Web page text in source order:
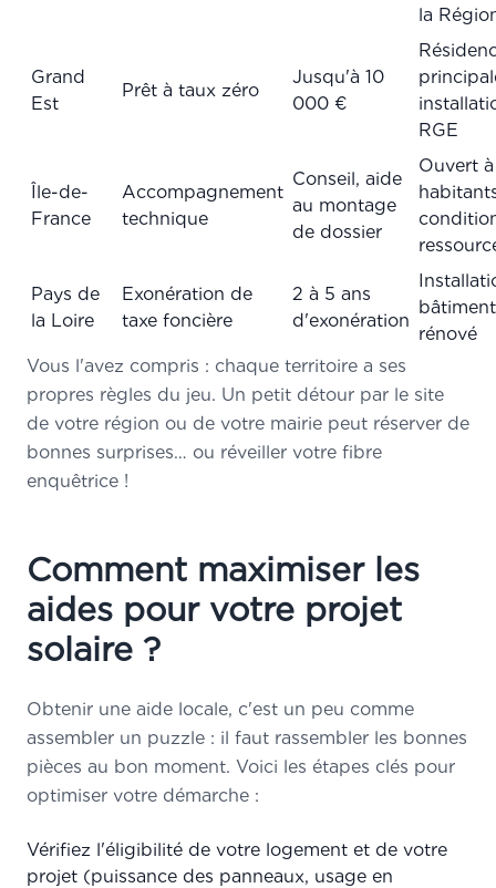
la
Grand
Est
Prêt à taux zéro
Jusqu'à 10
000 €
RGE
Île-de-
France
Accompagnement
technique
Conseil, aide
au montage
de dossier
Ouvert
Pays de
la Loire
Exonération de
taxe foncière
2 à 5 ans
d'exonération
rénové
Vous l'avez compris : chaque territoire a ses
propres règles du jeu. Un petit détour par le site
de votre région ou de votre mairie peut réserver de
bonnes surprises… ou réveiller votre fibre
enquêtrice !
Comment maximiser les
aides pour votre projet
solaire ?
Obtenir une aide locale, c'est un peu comme
assembler un puzzle : il faut rassembler les bonnes
pièces au bon moment. Voici les étapes clés pour
optimiser votre démarche :
Vérifiez l'éligibilité de votre logement et de votre
projet (puissance des panneaux, usage en